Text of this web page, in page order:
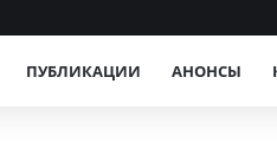
ПУБЛИКАЦИИ АНОНСЫ